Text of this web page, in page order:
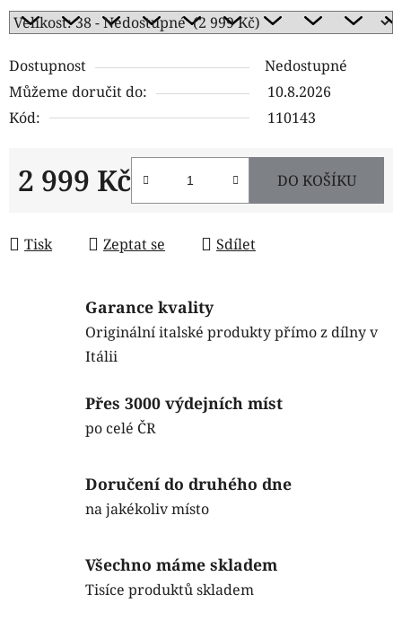
Dostupnost
Nedostupné
Můžeme doručit do:
10.8.2026
Kód:
110143
2 999 Kč DO KOŠÍKU
Tisk Zeptat se Sdílet
Garance kvality
Originální italské produkty přímo z dílny v
Itálii
Přes 3000 výdejních míst
po celé ČR
Doručení do druhého dne
na jakékoliv místo
Všechno máme skladem
Tisíce produktů skladem